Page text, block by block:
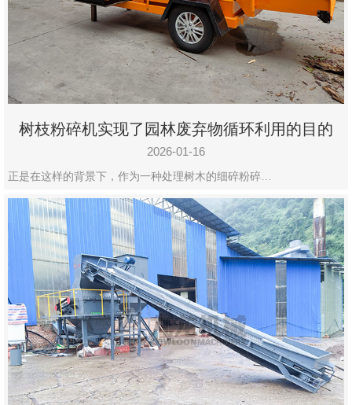
树枝粉碎机实现了园林废弃物循环利用的目的
2026-01-16
正是在这样的背景下，作为一种处理树木的细碎粉碎…